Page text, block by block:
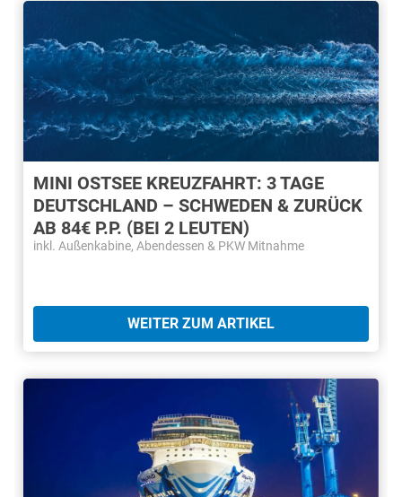
MINI OSTSEE KREUZFAHRT: 3 TAGE
DEUTSCHLAND – SCHWEDEN & ZURÜCK
AB 84€ P.P. (BEI 2 LEUTEN)
inkl. Außenkabine, Abendessen & PKW Mitnahme
WEITER ZUM ARTIKEL